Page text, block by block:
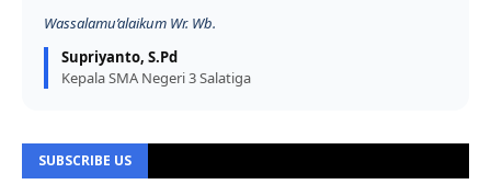
Wassalamu’alaikum Wr. Wb.
Supriyanto, S.Pd
Kepala SMA Negeri 3 Salatiga
SUBSCRIBE US